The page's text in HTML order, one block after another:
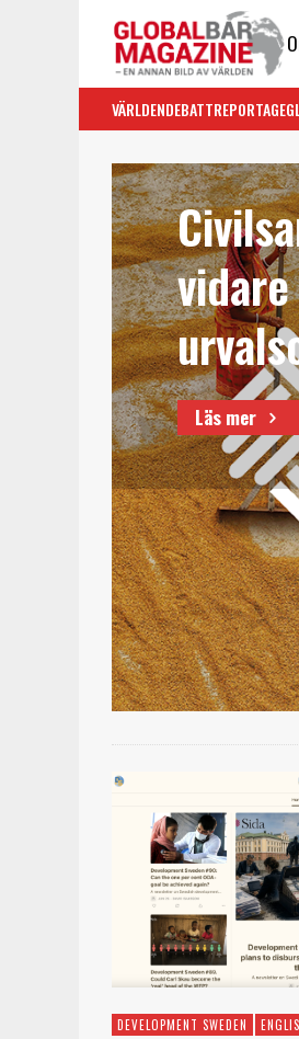
VÄRLDENDEBATTREPORTAGE
Läs mer
DEVELOPMENT SWEDEN